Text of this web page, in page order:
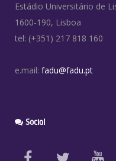
Estádio Universitário de
1600-190, Lisboa
tel: (+351) 217 818 160
e.mail: fadu@fadu.pt
Social